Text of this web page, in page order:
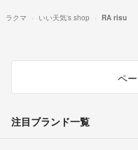
ラクマ いい天気's shop RA risu
ペ
注目ブランド一覧